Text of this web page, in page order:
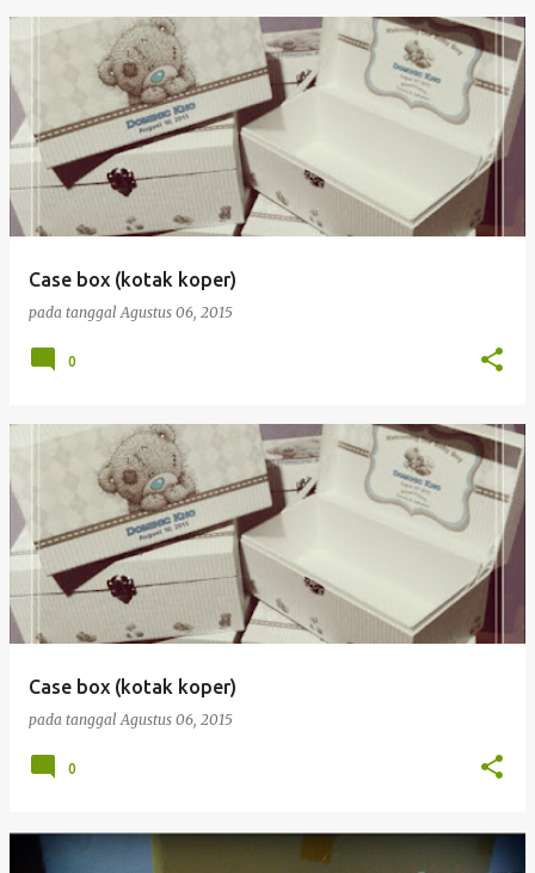
Case box (kotak koper)
pada tanggalAgustus 06, 2015
0
Case box (kotak koper)
pada tanggalAgustus 06, 2015
0